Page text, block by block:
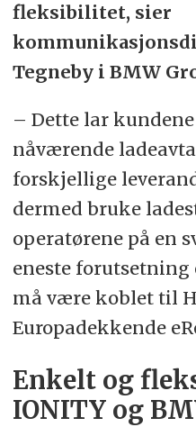
fleksibilitet, sier
Tegneby i BMW
– Dette lar
nåværende
forskjellige
dermed bruke
operatørene på en
eneste forutsetning
må være koblet til
Europadekkende
Enkelt og
IONITY og